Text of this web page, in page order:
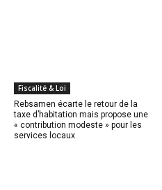
Fiscalité & Loi
Rebsamen écarte le retour de la
taxe d’habitation mais propose une
« contribution modeste » pour les
services locaux